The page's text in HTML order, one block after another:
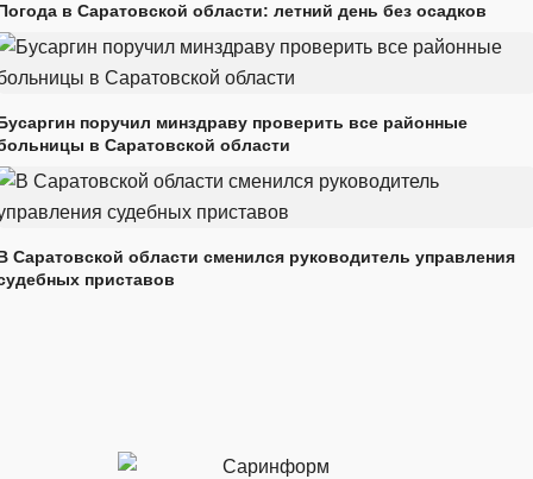
в Саратовской области: летний день без осадков
поручил минздраву проверить все районные
в Саратовской области
Саратовской области сменился руководитель управления
приставов